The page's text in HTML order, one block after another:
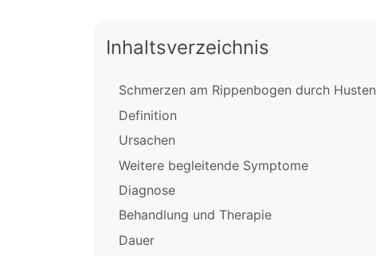
Inhaltsverzeichnis
Schmerzen am Rippenbogen durch Husten
Definition
Ursachen
Weitere begleitende Symptome
Diagnose
Behandlung und Therapie
Dauer